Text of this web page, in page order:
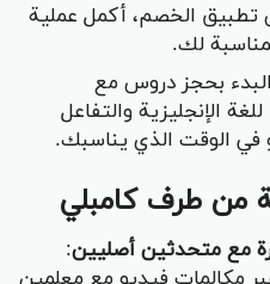
تطبيق الخصم، أكمل عملية
لك.
بحجز دروس مع
الإنجليزية والتفاعل
في الوقت الذي يناسبك.
من طرف كامبلي
مع متحدثين أصليين: